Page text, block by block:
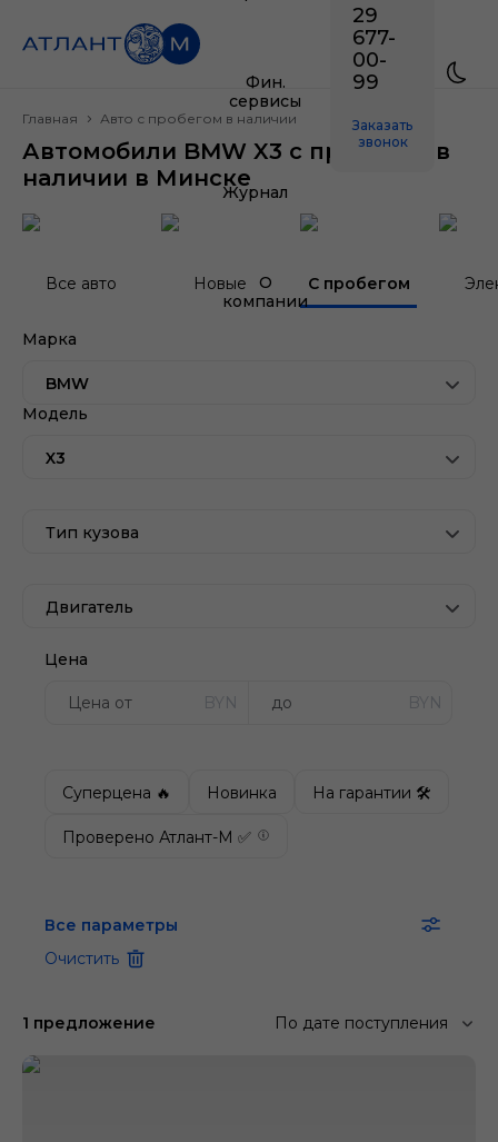
Фин.
сервисы
Журнал
О
компании
29
677-
00-
99
Заказать
звонок
Главная Авто с пробегом в наличии
Автомобили BMW X3 с пробегом в
наличии в Минске
Все авто Новые С пробегом
Марка
BMW
Модель
X3
Тип кузова
Двигатель
Цена
BYN BYN
Суперцена 🔥 Новинка На гарантии 🛠
Проверено Атлант-М ✅
Все параметры
Очистить
1 предложение По дате поступления